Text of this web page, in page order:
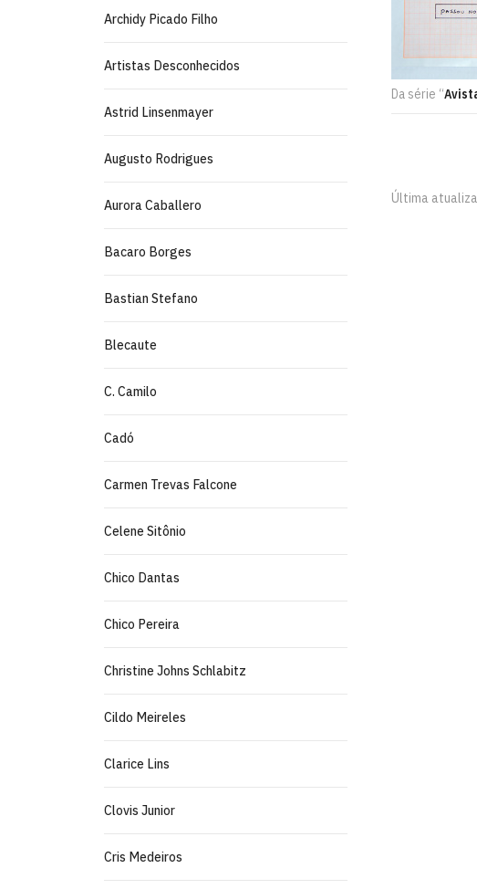
Archidy Picado Filho
Artistas Desconhecidos
Astrid Linsenmayer
Augusto Rodrigues
Aurora Caballero
Bacaro Borges
Bastian Stefano
Blecaute
C. Camilo
Cadó
Carmen Trevas Falcone
Celene Sitônio
Chico Dantas
Chico Pereira
Christine Johns Schlabitz
Cildo Meireles
Clarice Lins
Clovis Junior
Cris Medeiros
Da série “
Última